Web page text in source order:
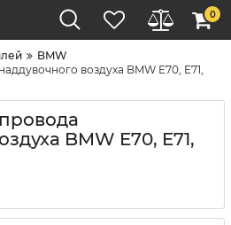
0
BMW
воздуха BMW E70, E71,
BMW E70, E71,